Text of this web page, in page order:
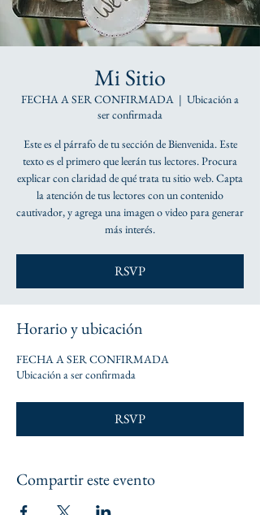
Mi Sitio
FECHA A SER CONFIRMADA
  |
Ubicación a
ser confirmada
Este es el párrafo de tu sección de Bienvenida. Este
texto es el primero que leerán tus lectores. Procura
explicar con claridad de qué trata tu sitio web. Capta
la atención de tus lectores con un contenido
cautivador, y agrega una imagen o video para generar
más interés.
RSVP
Horario y ubicación
FECHA A SER CONFIRMADA
Ubicación a ser confirmada
RSVP
Compartir este evento